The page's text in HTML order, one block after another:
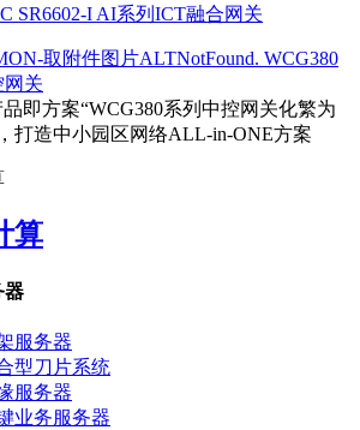
SR6602-I AI系列ICT融合网关
WCG380
网关
品即方案“WCG380系列中控网关化繁为
打造中小园区网络ALL-in-ONE方案
算
器
服务器
型刀片系统
服务器
业务服务器